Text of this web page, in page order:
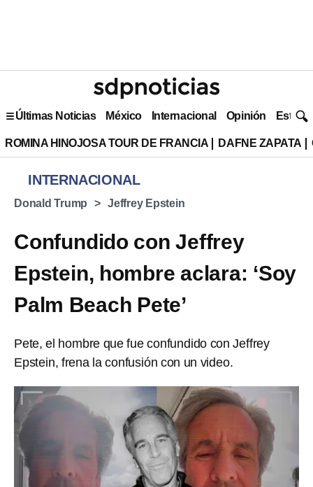
Últimas Noticias México Internacional Opinión Estilo
ROMINA HINOJOSA TOUR DE FRANCIA DAFNE ZAPATA
INTERNACIONAL
Donald Trump Jeffrey Epstein
Confundido con Jeffrey
Epstein, hombre aclara: ‘Soy
Palm Beach Pete’
Pete, el hombre que fue confundido con Jeffrey
Epstein, frena la confusión con un video.